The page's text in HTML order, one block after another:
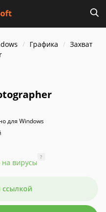
Графика
Захват
для Windows
вирусы
?
ссылкой